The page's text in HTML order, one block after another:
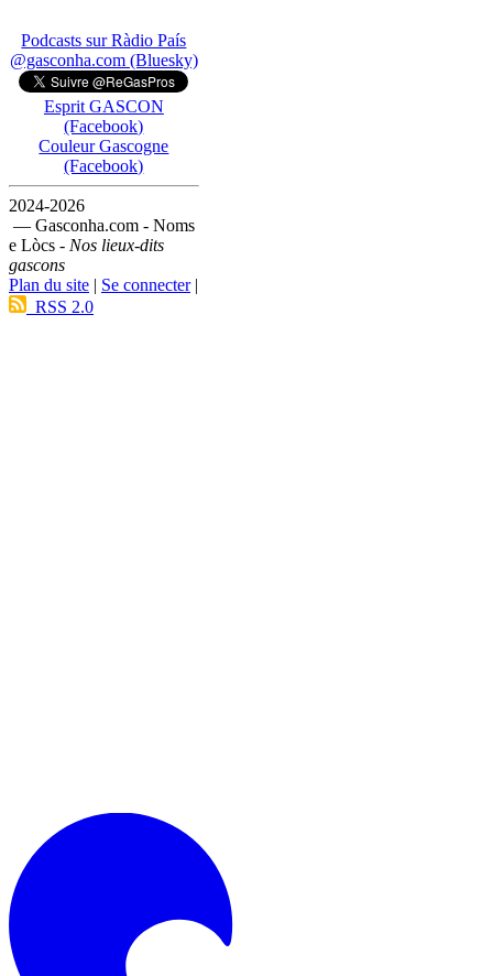
Podcasts sur Ràdio País
@gasconha.com (Bluesky)
Esprit GASCON
(Facebook)
Couleur Gascogne
(Facebook)
2024-2026
— Gasconha.com - Noms
e Lòcs - Nos lieux-dits
gascons
Plan du site | Se connecter|
RSS 2.0